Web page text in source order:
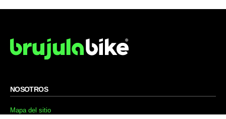
NOSOTROS
Mapa del sitio